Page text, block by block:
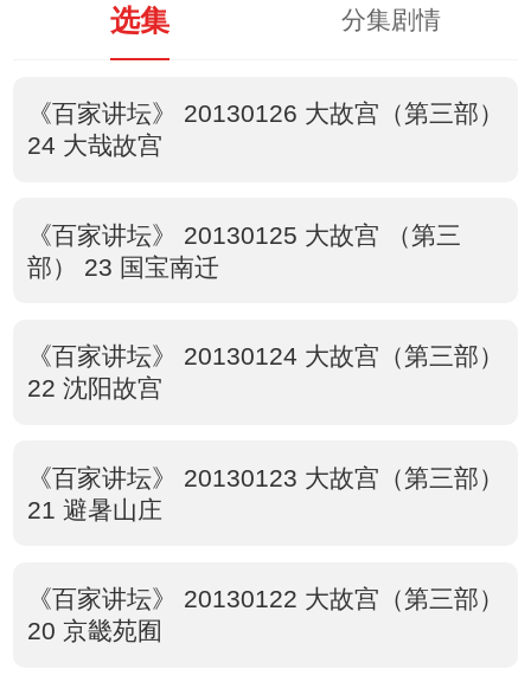
选集 分集剧情
《百家讲坛》 20130126 大故宫（第三部）
24 大哉故宫
《百家讲坛》 20130125 大故宫 （第三
部） 23 国宝南迁
《百家讲坛》 20130124 大故宫（第三部）
22 沈阳故宫
《百家讲坛》 20130123 大故宫（第三部）
21 避暑山庄
《百家讲坛》 20130122 大故宫（第三部）
20 京畿苑囿